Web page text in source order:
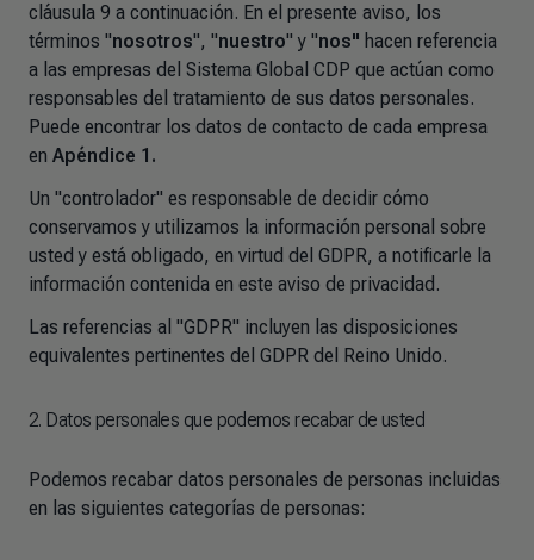
cláusula 9 a continuación. En el presente aviso, los
términos "nosotros", "nuestro" y "nos" hacen referencia
a las empresas del Sistema Global CDP que actúan como
responsables del tratamiento de sus datos personales.
Puede encontrar los datos de contacto de cada empresa
en Apéndice 1.
Un "controlador" es responsable de decidir cómo
conservamos y utilizamos la información personal sobre
usted y está obligado, en virtud del GDPR, a notificarle la
información contenida en este aviso de privacidad.
Las referencias al "GDPR" incluyen las disposiciones
equivalentes pertinentes del GDPR del Reino Unido.
2. Datos personales que podemos recabar de usted
Podemos recabar datos personales de personas incluidas
en las siguientes categorías de personas: